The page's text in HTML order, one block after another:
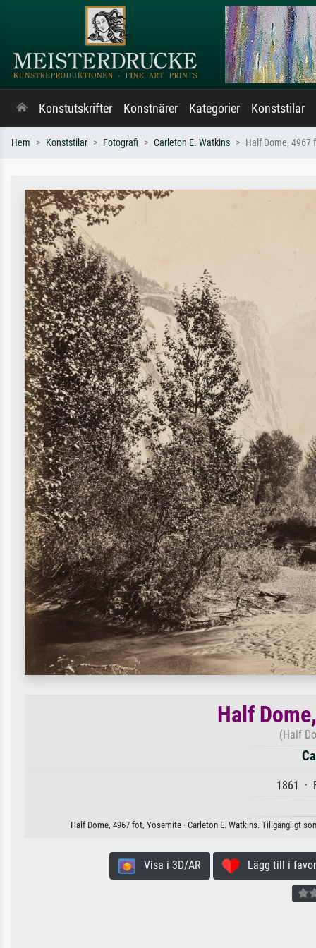
Konstutskrifter Konstnärer Kategorier Konststilar
Hem Konststilar Fotografi Carleton E. Watkins Half Dome, 4967
Half
(Half
1861 ·
Half Dome, 4967 fot, Yosemite · Carleton E. Watkins. Tillgängligt
Visa i 3D/AR Lägg till i